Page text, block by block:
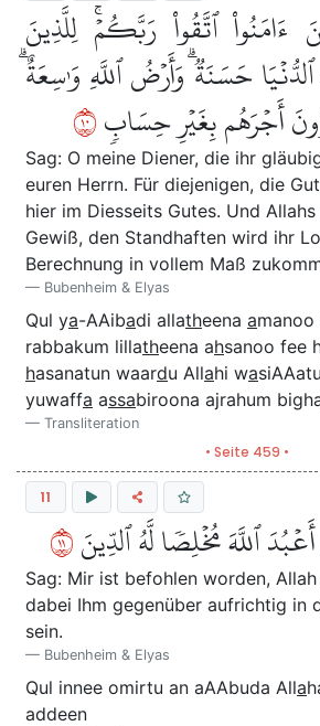
ءَامَنُواْ ٱتَّقُواْ رَبَّكُمۡۚ لِلَّذِينَ
حَسَنَةٞۗ وَأَرۡضُ ٱللَّهِ وَٰسِعَةٌۗ
أَجۡرَهُم بِغَيۡرِ حِسَابٖ٠١
Sag: O meine Diener, die ihr
euren Herrn. Für diejenigen, die
hier im Diesseits Gutes. Und
Gewiß, den Standhaften wird ihr
Berechnung in vollem Maß
Bubenheim & Elyas
Qul ya-AAibadi allatheena a
rabbakum lillatheena ahsanoo fee
hasanatun waardu Allahi wa
yuwaffa assabiroona ajrahum
Transliteration
• Seite 459 •
11
ٱللَّهَ مُخۡلِصٗا لَّهُ ٱلدِّينَ١١
Sag: Mir ist befohlen worden,
dabei Ihm gegenüber aufrichtig in
sein.
Bubenheim & Elyas
Qul innee omirtu an aAAbuda Alla
addeen